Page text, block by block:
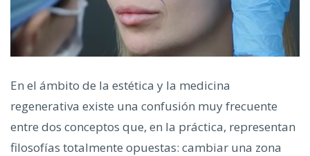
En el ámbito de la estética y la medicina
regenerativa existe una confusión muy frecuente
entre dos conceptos que, en la práctica, representan
filosofías totalmente opuestas: cambiar una zona